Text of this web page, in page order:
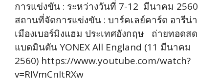
การแข่งขัน : ระหว่างวันที่ 7-12 มีนาคม 2560
สถานที่จัดการแข่งขัน : บาร์คเลย์คาร์ด อารีน่า
เมืองเบอร์มิงแฮม ประเทศอังกฤษ ถ่ายทอดสด
แบดมินตัน YONEX All England (11 มีนาคม
2560) https://www.youtube.com/watch?
v=RlVmCnltRXw